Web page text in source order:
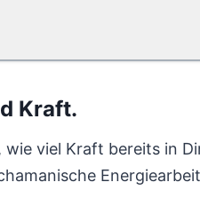
Kraft.
wie viel Kraft bereits in